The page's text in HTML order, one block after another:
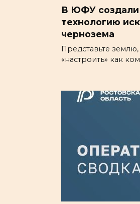
В ЮФУ создали
технологию
чернозема
Представьте
«настроить» как